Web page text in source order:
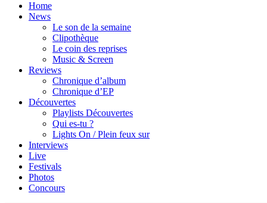
Home
News
Le son de la semaine
Clipothèque
Le coin des reprises
Music & Screen
Reviews
Chronique d’album
Chronique d’EP
Découvertes
Playlists Découvertes
Qui es-tu ?
Lights On / Plein feux sur
Interviews
Live
Festivals
Photos
Concours